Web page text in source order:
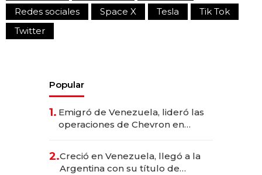
Redes sociales
Space X Tesla
Tik Tok
Twitter
Popular
1. Emigró de Venezuela, lideró las
operaciones de Chevron en
2.Creció en Venezuela, llegó a la
Argentina con su título de